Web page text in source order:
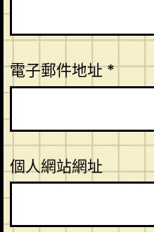
電子郵件地址*
個人網站網址